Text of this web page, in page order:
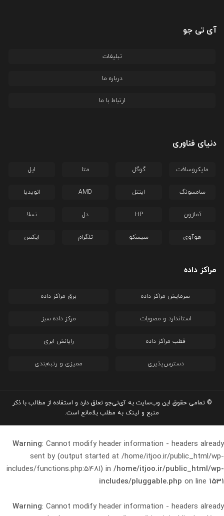
آی تی جو
تبلیغات
درباره ما
ارتباط با ما
دنیای فناوری
مایکروسافت گوگل متا اپل
سامسونگ اینتل AMD انویدیا
آمازون HP دل تسلا
هوآوی سیسکو تلگرام ایکس
مراکز داده
سرمایش مراکز داده برق مراکز داده
استاندارد و مصوبات مرکز داده سبز
قطب مراکز داده رایانش ابری
دسترس‌پذیری ممیزی و رتبه‌بندی
© تمامی حقوق این وب‌سایت به آی‌تی‌جو تعلق دارد و استفاده از مطالب با ذکر
منبع و لینک به مطلب بلامانع است.
Warning: Cannot modify header information - headers already
sent by (output started at /home/itjoo.ir/public_html/wp-
includes/functions.php:5481) in /home/itjoo.ir/public_html/wp-
includes/pluggable.php on line 1531
Warning: Cannot modify header information - headers already